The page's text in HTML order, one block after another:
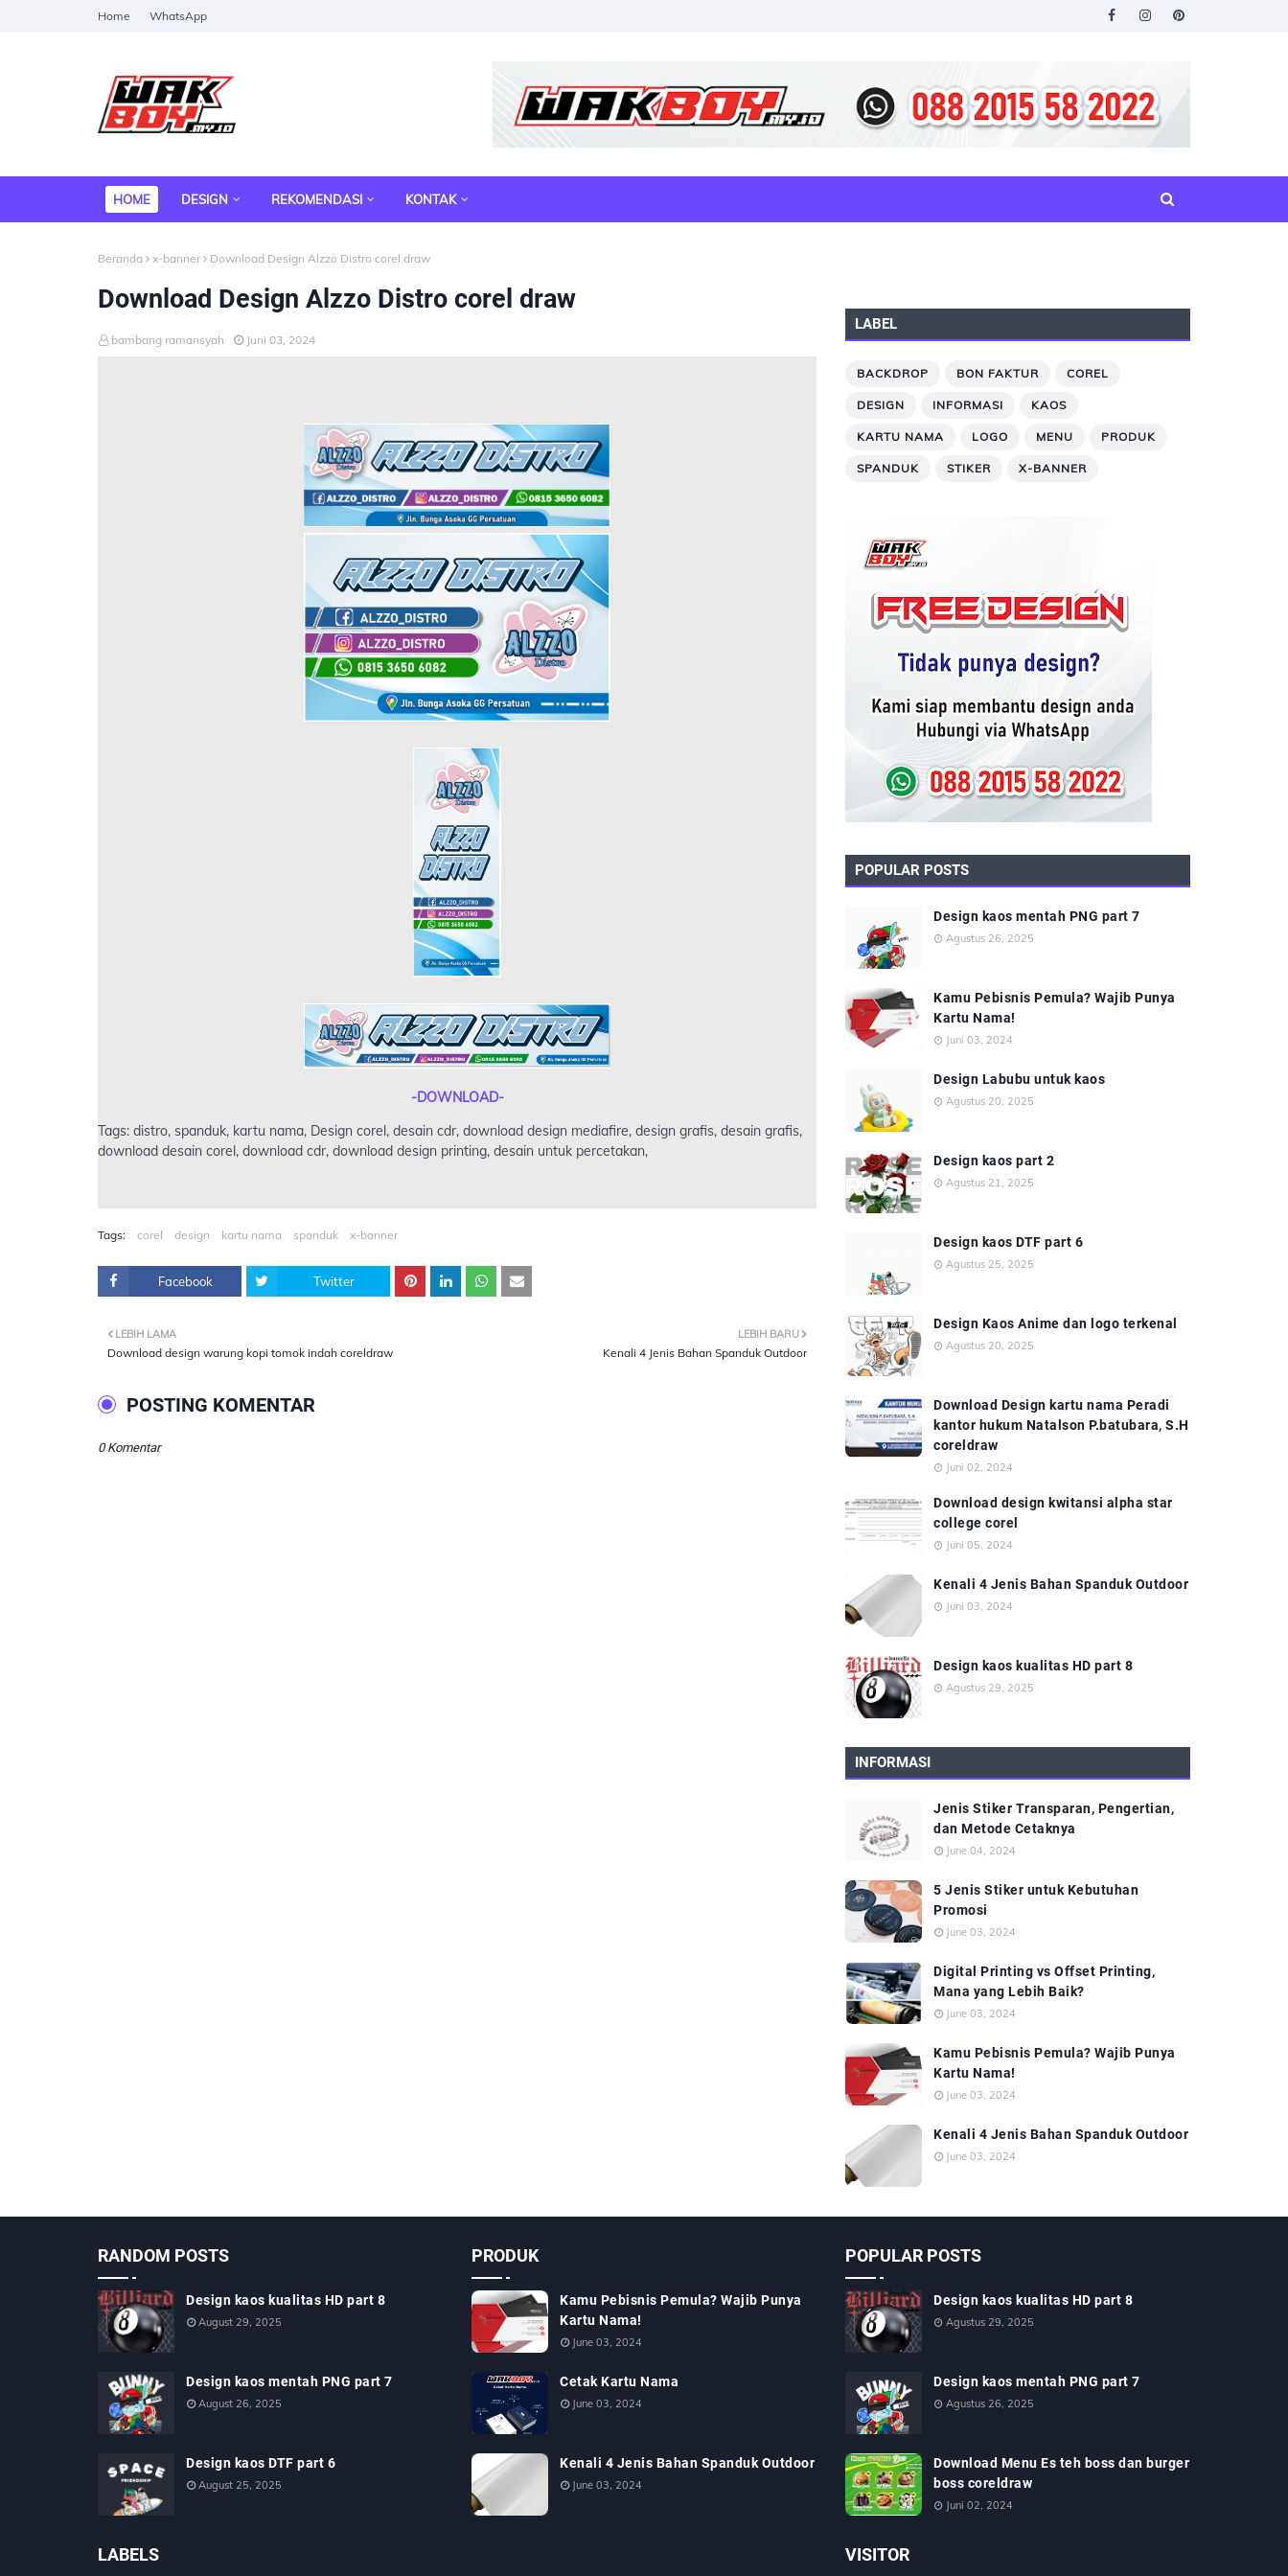
Home WhatsApp
HOME DESIGN REKOMENDASI KONTAK
Beranda x-banner Download Design Alzzo Distro corel draw
Download Design Alzzo Distro corel draw
bambang ramansyah Juni 03, 2024
-DOWNLOAD-
Tags: distro, spanduk, kartu nama, Design corel, desain cdr, download design mediafire, design grafis, desain grafis,
download desain corel, download cdr, download design printing, desain untuk percetakan,
Tags: corel design kartu nama spanduk x-banner
Facebook Twitter
LEBIH BARU
Kenali 4 Jenis Bahan Spanduk Outdoor
LEBIH LAMA
Download design warung kopi tomok indah coreldraw
POSTING KOMENTAR
0 Komentar
LABEL
BACKDROP BON FAKTUR COREL
DESIGN INFORMASI KAOS
KARTU NAMA LOGO MENU PRODUK
SPANDUK STIKER X-BANNER
POPULAR POSTS
Design kaos mentah PNG part 7
Agustus 26, 2025
Kamu Pebisnis Pemula? Wajib Punya
Kartu Nama!
Juni 03, 2024
Design Labubu untuk kaos
Agustus 20, 2025
Design kaos part 2
Agustus 21, 2025
Design kaos DTF part 6
Agustus 25, 2025
Design Kaos Anime dan logo terkenal
Agustus 20, 2025
Download Design kartu nama Peradi
kantor hukum Natalson P.batubara, S.H
coreldraw
Juni 02, 2024
Download design kwitansi alpha star
college corel
Juni 05, 2024
Kenali 4 Jenis Bahan Spanduk Outdoor
Juni 03, 2024
Design kaos kualitas HD part 8
Agustus 29, 2025
INFORMASI
Jenis Stiker Transparan, Pengertian,
dan Metode Cetaknya
June 04, 2024
5 Jenis Stiker untuk Kebutuhan
Promosi
June 03, 2024
Digital Printing vs Offset Printing,
Mana yang Lebih Baik?
June 03, 2024
Kamu Pebisnis Pemula? Wajib Punya
Kartu Nama!
June 03, 2024
Kenali 4 Jenis Bahan Spanduk Outdoor
June 03, 2024
RANDOM POSTS
Design kaos kualitas HD part 8
August 29, 2025
Design kaos mentah PNG part 7
August 26, 2025
Design kaos DTF part 6
August 25, 2025
LABELS
PRODUK
Kamu Pebisnis Pemula? Wajib Punya
Kartu Nama!
June 03, 2024
Cetak Kartu Nama
June 03, 2024
Kenali 4 Jenis Bahan Spanduk Outdoor
June 03, 2024
POPULAR POSTS
Design kaos kualitas HD part 8
Agustus 29, 2025
Design kaos mentah PNG part 7
Agustus 26, 2025
Download Menu Es teh boss dan burger
boss coreldraw
Juni 02, 2024
VISITOR